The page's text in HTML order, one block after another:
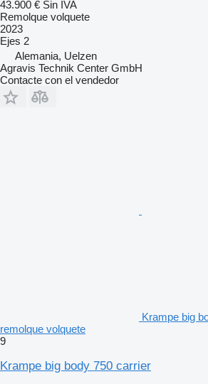
43.900 € Sin IVA
Remolque volquete
2023
Ejes 2
Alemania, Uelzen
Agravis Technik Center GmbH
Contacte con el vendedor
Krampe big
remolque volquete
9
Krampe big body 750 carrier